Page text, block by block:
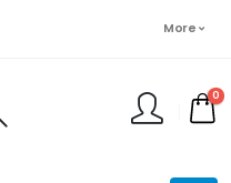
More
0